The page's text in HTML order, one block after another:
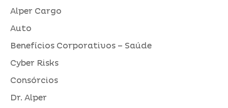
Alper Cargo
Auto
Benefícios Corporativos – Saúde
Cyber Risks
Consórcios
Dr. Alper